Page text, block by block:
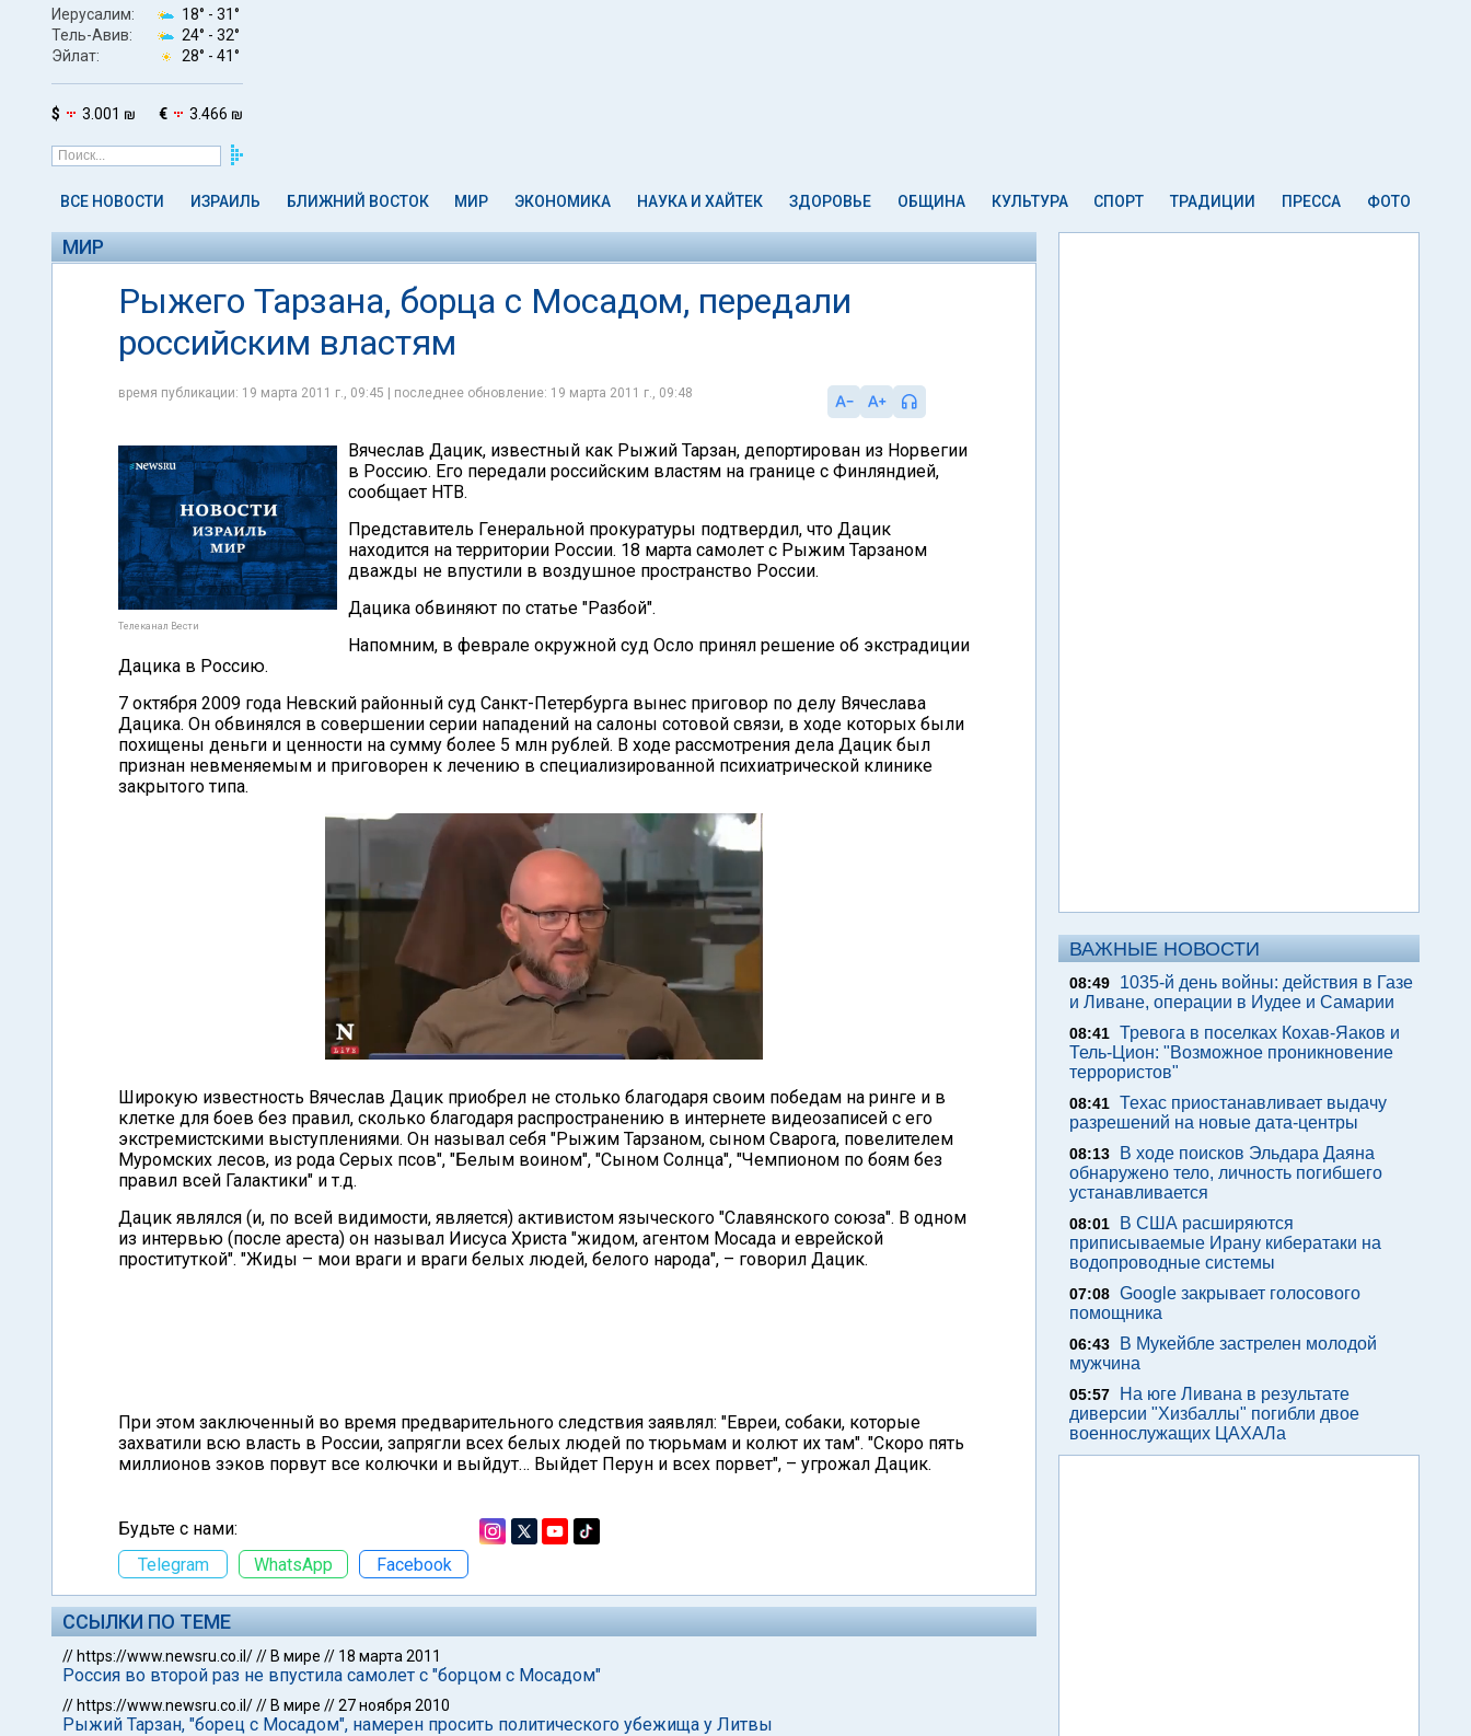
Иерусалим: 18° - 31°
Тель-Авив:
24° - 32°
Эйлат:
28° - 41°
$ 3.001 ₪ € 3.466 ₪
ВСЕ НОВОСТИ ИЗРАИЛЬ БЛИЖНИЙ ВОСТОК МИР ЭКОНОМИКА НАУКА И ХАЙТЕК ЗДОРОВЬЕ ОБЩИНА КУЛЬТУРА СПОРТ ТРАДИЦИИ ПРЕССА ФОТО
МИР
Рыжего Тарзана, борца с Мосадом, передали
российским властям
время публикации: 19 марта 2011 г., 09:45 | последнее обновление: 19 марта 2011 г., 09:48
Телеканал Вести
Вячеслав Дацик, известный как Рыжий Тарзан, депортирован из Норвегии
в Россию. Его передали российским властям на границе с Финляндией,
сообщает НТВ.
Представитель Генеральной прокуратуры подтвердил, что Дацик
находится на территории России. 18 марта самолет с Рыжим Тарзаном
дважды не впустили в воздушное пространство России.
Дацика обвиняют по статье "Разбой".
Напомним, в феврале окружной суд Осло принял решение об экстрадиции
Дацика в Россию.
7 октября 2009 года Невский районный суд Санкт-Петербурга вынес приговор по делу Вячеслава
Дацика. Он обвинялся в совершении серии нападений на салоны сотовой связи, в ходе которых были
похищены деньги и ценности на сумму более 5 млн рублей. В ходе рассмотрения дела Дацик был
признан невменяемым и приговорен к лечению в специализированной психиатрической клинике
закрытого типа.
Широкую известность Вячеслав Дацик приобрел не столько благодаря своим победам на ринге и в
клетке для боев без правил, сколько благодаря распространению в интернете видеозаписей с его
экстремистскими выступлениями. Он называл себя "Рыжим Тарзаном, сыном Сварога, повелителем
Муромских лесов, из рода Серых псов", "Белым воином", "Сыном Солнца", "Чемпионом по боям без
правил всей Галактики" и т.д.
Дацик являлся (и, по всей видимости, является) активистом языческого "Славянского союза". В одном
из интервью (после ареста) он называл Иисуса Христа "жидом, агентом Мосада и еврейской
проституткой". "Жиды – мои враги и враги белых людей, белого народа", – говорил Дацик.
При этом заключенный во время предварительного следствия заявлял: "Евреи, собаки, которые
захватили всю власть в России, запрягли всех белых людей по тюрьмам и колют их там". "Скоро пять
миллионов зэков порвут все колючки и выйдут… Выйдет Перун и всех порвет", – угрожал Дацик.
Будьте с нами:
Telegram
WhatsApp Facebook
ССЫЛКИ ПО ТЕМЕ
// https://www.newsru.co.il/// В мире // 18 марта 2011
Россия во второй раз не впустила самолет с "борцом с Мосадом"
// https://www.newsru.co.il/// В мире //27 ноября 2010
Рыжий Тарзан, "борец с Мосадом", намерен просить политического убежища у Литвы
ВАЖНЫЕ НОВОСТИ
08:49
1035-й день войны: действия в Газе
и Ливане, операции в Иудее и Самарии
08:41 Тревога в поселках Кохав-Яаков и
Тель-Цион: "Возможное проникновение
террористов"
08:41 Техас приостанавливает выдачу
разрешений на новые дата-центры
08:13
В ходе поисков Эльдара Даяна
обнаружено тело, личность погибшего
устанавливается
08:01
В США расширяются
приписываемые Ирану кибератаки на
водопроводные системы
07:08 Google закрывает голосового
помощника
06:43
В Мукейбле застрелен молодой
мужчина
05:57
На юге Ливана в результате
диверсии "Хизбаллы" погибли двое
военнослужащих ЦАХАЛа